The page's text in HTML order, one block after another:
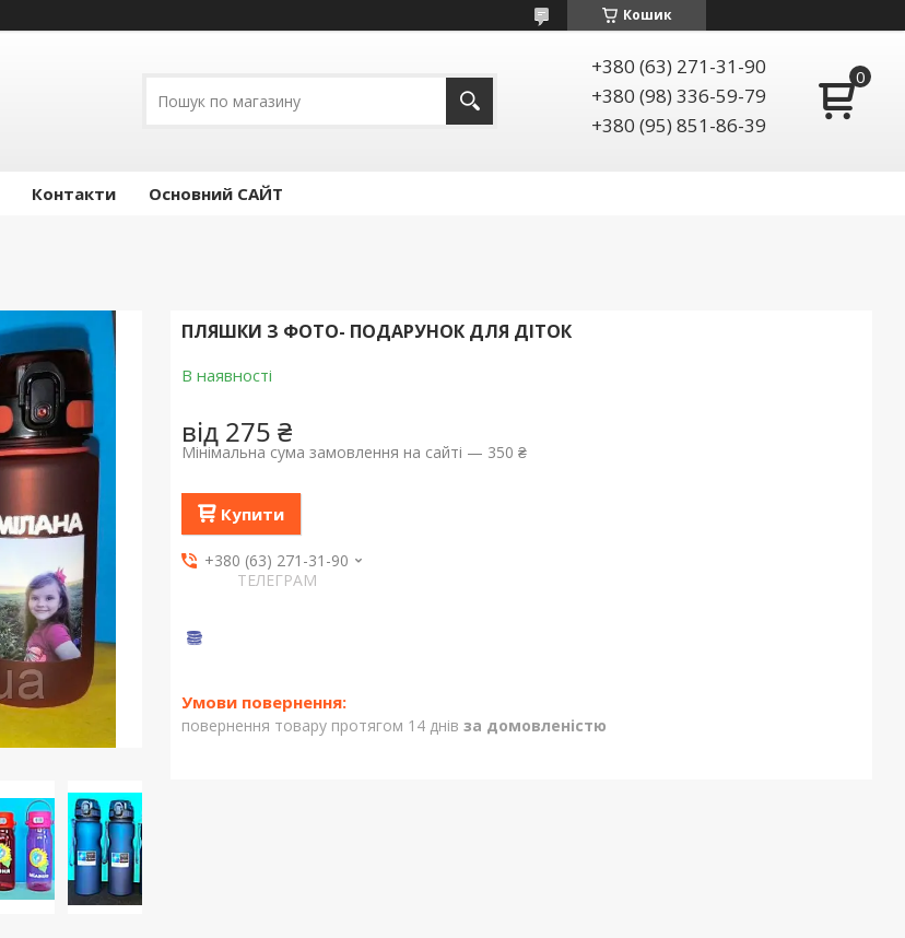
Кошик
+380 (63) 271-31-90
+380 (98) 336-59-79
+380 (95) 851-86-39
Контакти Основний САЙТ
ПЛЯШКИ З ФОТО- ПОДАРУНОК ДЛЯ ДІТОК
В наявності
від 275 ₴
Мінімальна сума замовлення на сайті — 350 ₴
Купити
+380 (63) 271-31-90
ТЕЛЕГРАМ
повернення товару протягом 14 днів за домовленістю